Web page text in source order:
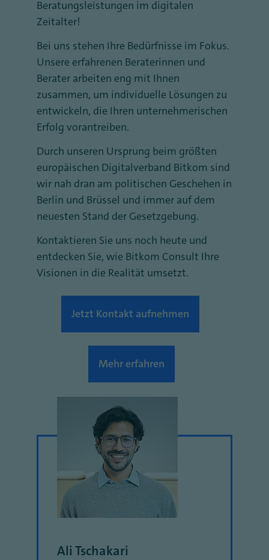
Beratungsleistungen im digitalen
Zeitalter!
Bei uns stehen Ihre Bedürfnisse im Fokus.
Unsere erfahrenen Beraterinnen und
Berater arbeiten eng mit Ihnen
zusammen, um individuelle Lösungen zu
entwickeln, die Ihren unternehmerischen
Erfolg vorantreiben.
Durch unseren Ursprung beim größten
europäischen Digitalverband Bitkom sind
wir nah dran am politischen Geschehen in
Berlin und Brüssel und immer auf dem
neuesten Stand der Gesetzgebung.
Kontaktieren Sie uns noch heute und
entdecken Sie, wie Bitkom Consult Ihre
Visionen in die Realität umsetzt.
Jetzt Kontakt aufnehmen
Mehr erfahren
Ali Tschakari